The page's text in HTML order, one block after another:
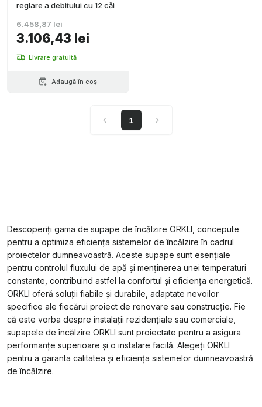
reglare a debitului cu 12 căi
3.106,43 lei
6.458,87 lei
Livrare gratuită
Adaugă în coș
1
Descoperiți gama de supape de încălzire ORKLI, concepute
pentru a optimiza eficiența sistemelor de încălzire în cadrul
proiectelor dumneavoastră. Aceste supape sunt esențiale
pentru controlul fluxului de apă și menținerea unei temperaturi
constante, contribuind astfel la confortul și eficiența energetică.
ORKLI oferă soluții fiabile și durabile, adaptate nevoilor
specifice ale fiecărui proiect de renovare sau construcție. Fie
că este vorba despre instalații rezidențiale sau comerciale,
supapele de încălzire ORKLI sunt proiectate pentru a asigura
performanțe superioare și o instalare facilă. Alegeți ORKLI
pentru a garanta calitatea și eficiența sistemelor dumneavoastră
de încălzire.